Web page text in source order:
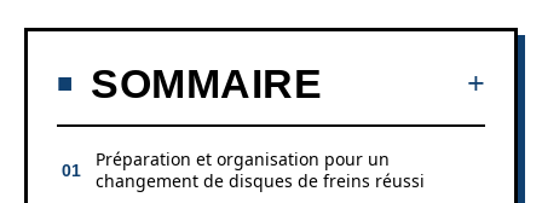
SOMMAIRE
Préparation et organisation pour un
changement de disques de freins réussi